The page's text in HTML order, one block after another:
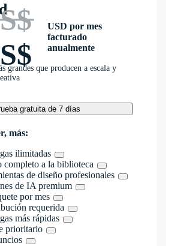
USD por mes
facturado
anualmente
grandes que producen a escala y
gratuita de 7 días
más:
ilimitadas
completo a la biblioteca
de diseño profesionales
de IA premium
por mes
requerida
más rápidas
prioritario